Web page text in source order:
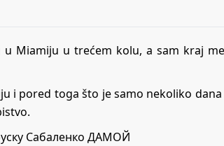
u Miamiju u trećem kolu, a sam kraj
i pored toga što je samo nekoliko
Сабаленко ДАМОЙ